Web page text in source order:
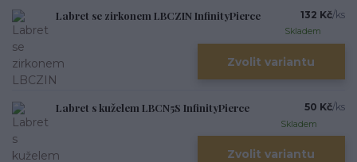
Labret se zirkonem LBCZIN InfinityPierce 132 Kč/ks
Skladem
Zvolit variantu
Labret s kuželem LBCN5S InfinityPierce 50 Kč/ks
Skladem
Zvolit variantu